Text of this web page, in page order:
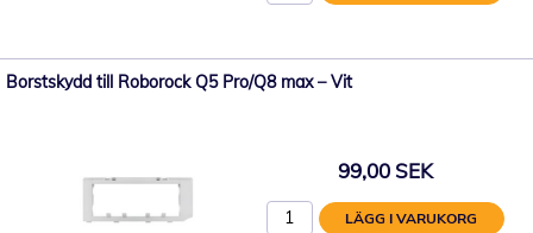
Borstskydd till Roborock Q5 Pro/Q8 max – Vit
99,00 SEK
LÄGG I VARUKORG